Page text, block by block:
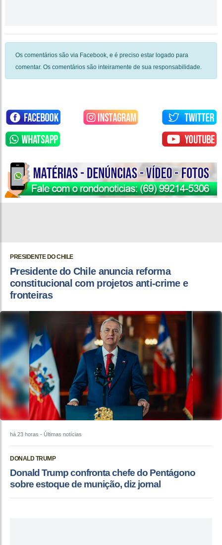
Os comentários são via Facebook, e é preciso estar logado para
comentar. Os comentários são inteiramente de sua responsabilidade.
PRESIDENTE DO CHILE
Presidente do Chile anuncia reforma
constitucional com projetos anti-crime e
fronteiras
há 23 horas - Últimas notícias
DONALD TRUMP
Donald Trump confronta chefe do Pentágono
sobre estoque de munição, diz jornal